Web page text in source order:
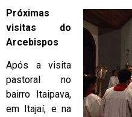
Próximas
visitas do
Arcebispos
Após a visita
pastoral no
bairro Itaipava,
em Itajaí, e na